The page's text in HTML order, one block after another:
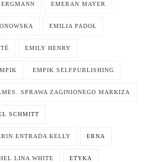
EMERAN MAYER
EMILIA PADOŁ
EMILY HENRY
EMPIK SELFPUBLISHING
SPRAWA ZAGINIONEGO MARKIZA
SCHMITT
ENTRADA KELLY ERNA
LINA WHITE ETYKA